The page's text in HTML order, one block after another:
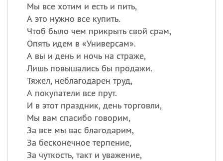
Мы все хотим и есть и пить,
А это нужно все купить.
Чтоб было чем прикрыть свой срам,
Опять идем в «Универсам».
А вы и день и ночь на страже,
Лишь повышались бы продажи.
Тяжел, неблагодарен труд,
А покупатели все прут.
И в этот праздник, день торговли,
Мы вам спасибо говорим,
За все мы вас благодарим,
За бесконечное терпение,
За чуткость, такт и уважение,